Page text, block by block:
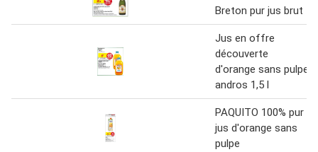
Breton pur jus brut
Jus en offre
découverte
d'orange sans pulpe
andros 1,5 l
PAQUITO 100% pur
jus d'orange sans
pulpe